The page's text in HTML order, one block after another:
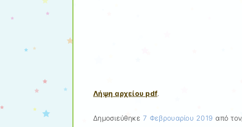
Λήψη αρχείου pdf.
Δημοσιεύθηκε7 Φεβρουαρίου 2019 από